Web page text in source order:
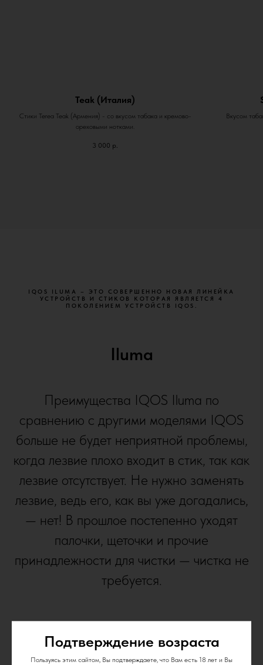
Подтверждение возраста
Пользуясь этим сайтом, Вы подтверждаете, что Вам есть 18 лет и Вы
Teak (Италия)
Стики Terea Teak (Армения) - со вкусом табака и кремово-
ореховыми нотками.
3 000 р.
Вкусом
IQOS ILUMA – ЭТО СОВЕРШЕННО НОВАЯ ЛИНЕЙКА
УСТРОЙСТВ И СТИКОВ КОТОРАЯ ЯВЛЯЕТСЯ 4
ПОКОЛЕНИЕМ УСТРОЙСТВ IQOS.
Iluma
Преимущества IQOS Iluma по
сравнению с другими моделями IQOS
больше не будет неприятной проблемы,
когда лезвие плохо входит в стик, так как
лезвие отсутствует. Не нужно заменять
лезвие, ведь его, как вы уже догадались,
— нет! В прошлое постепенно уходят
палочки, щеточки и прочие
принадлежности для чистки — чистка не
требуется.